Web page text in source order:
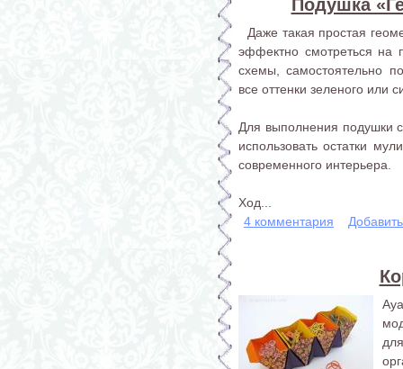
Подушка
Даже такая простая
эффектно смотреться на
схемы, самостоятельно
все оттенки зеленого или
Для выполнения подушки
использовать остатки
современного интерьера.
Ход...
4 комментария